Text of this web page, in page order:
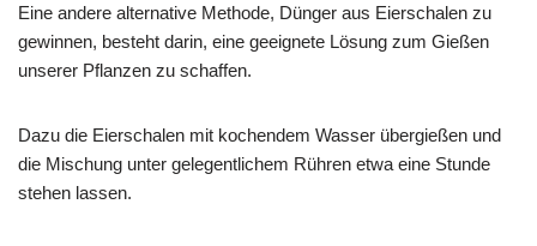
Eine andere alternative Methode, Dünger aus Eierschalen zu
gewinnen, besteht darin, eine geeignete Lösung zum Gießen
unserer Pflanzen zu schaffen.
Dazu die Eierschalen mit kochendem Wasser übergießen und
die Mischung unter gelegentlichem Rühren etwa eine Stunde
stehen lassen.